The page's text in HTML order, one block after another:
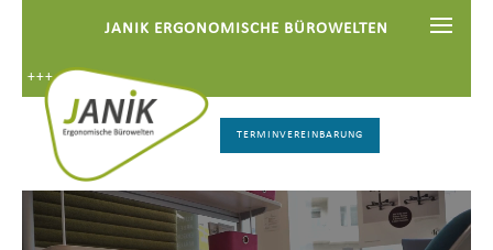
TERMINVEREINBARUNG
JANIK ERGONOMISCHE BÜROWELTEN
+++